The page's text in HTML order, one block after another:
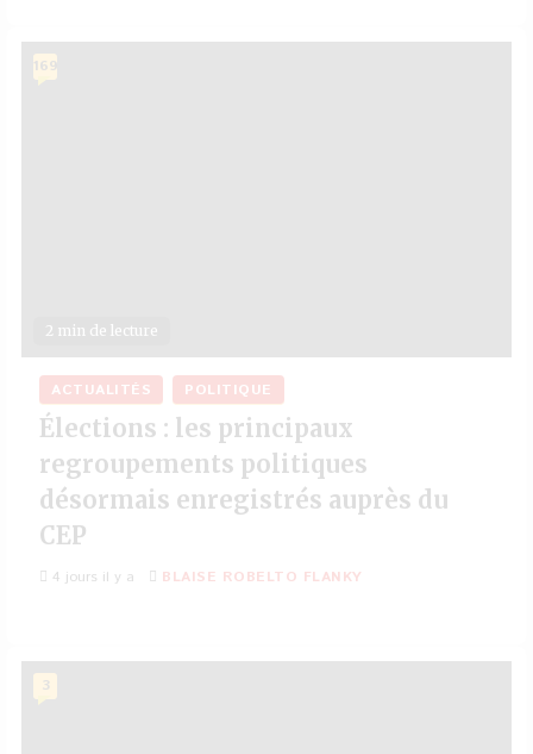
2 min de lecture
169
ACTUALITÉS POLITIQUE
Élections : les principaux
regroupements politiques
désormais enregistrés auprès du
CEP
4 jours il y a BLAISE ROBELTO FLANKY
3